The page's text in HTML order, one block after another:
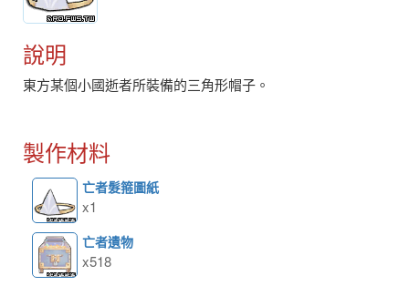
說明
東方某個小國逝者所裝備的三角形帽子。
製作材料
亡者髮箍圖紙
x1
亡者遺物
x518